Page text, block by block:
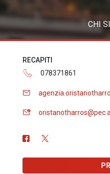
CHI
RECAPITI
078371861